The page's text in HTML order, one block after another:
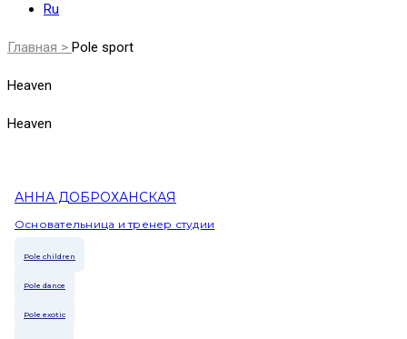
Ru
Главная > Pole sport
Heaven
Heaven
АННА ДОБРОХАНСКАЯ
Основательница и тренер студии
Pole children
Pole dance
Pole exotic